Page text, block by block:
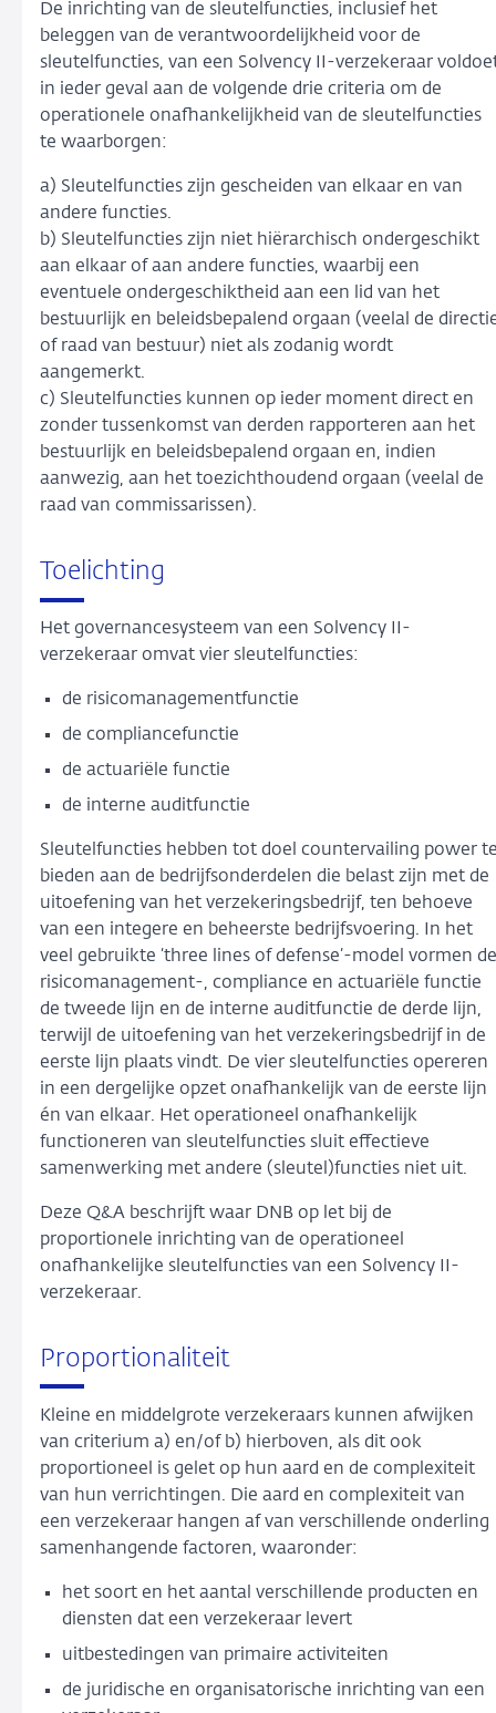
De inrichting van de sleutelfuncties, inclusief het
beleggen van de verantwoordelijkheid voor de
sleutelfuncties, van een Solvency II-verzekeraar
in ieder geval aan de volgende drie criteria om de
operationele onafhankelijkheid van de sleutelfuncties
te waarborgen:
a) Sleutelfuncties zijn gescheiden van elkaar en van
andere functies.
b) Sleutelfuncties zijn niet hiërarchisch ondergeschikt
aan elkaar of aan andere functies, waarbij een
eventuele ondergeschiktheid aan een lid van het
bestuurlijk en beleidsbepalend orgaan (veelal de
of raad van bestuur) niet als zodanig wordt
aangemerkt.
c) Sleutelfuncties kunnen op ieder moment direct en
zonder tussenkomst van derden rapporteren aan het
bestuurlijk en beleidsbepalend orgaan en, indien
aanwezig, aan het toezichthoudend orgaan (veelal de
raad van commissarissen).
Toelichting
Het governancesysteem van een Solvency II-
verzekeraar omvat vier sleutelfuncties:
de risicomanagementfunctie
de compliancefunctie
de actuariële functie
de interne auditfunctie
Sleutelfuncties hebben tot doel countervailing power
bieden aan de bedrijfsonderdelen die belast zijn met de
uitoefening van het verzekeringsbedrijf, ten behoeve
van een integere en beheerste bedrijfsvoering. In het
veel gebruikte ‘three lines of defense’-model vormen de
risicomanagement-, compliance en actuariële functie
de tweede lijn en de interne auditfunctie de derde lijn,
terwijl de uitoefening van het verzekeringsbedrijf in de
eerste lijn plaats vindt. De vier sleutelfuncties opereren
in een dergelijke opzet onafhankelijk van de eerste lijn
én van elkaar. Het operationeel onafhankelijk
functioneren van sleutelfuncties sluit effectieve
samenwerking met andere (sleutel)functies niet uit.
Deze Q&A beschrijft waar DNB op let bij de
proportionele inrichting van de operationeel
onafhankelijke sleutelfuncties van een Solvency II-
verzekeraar.
Proportionaliteit
Kleine en middelgrote verzekeraars kunnen afwijken
van criterium a) en/of b) hierboven, als dit ook
proportioneel is gelet op hun aard en de complexiteit
van hun verrichtingen. Die aard en complexiteit van
een verzekeraar hangen af van verschillende onderling
samenhangende factoren, waaronder:
het soort en het aantal verschillende producten en
diensten dat een verzekeraar levert
uitbestedingen van primaire activiteiten
de juridische en organisatorische inrichting van een